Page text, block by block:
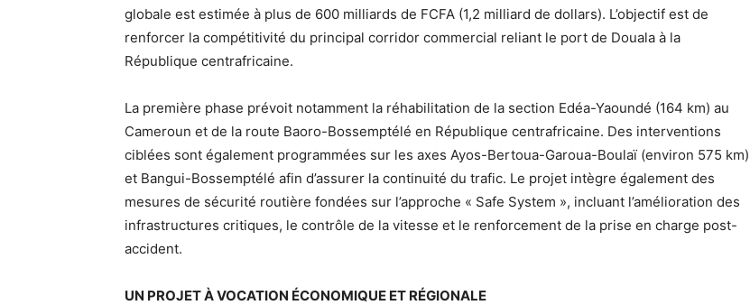
globale est estimée à plus de 600 milliards de FCFA (1,2 milliard de dollars). L’objectif est de
renforcer la compétitivité du principal corridor commercial reliant le port de Douala à la
République centrafricaine.
La première phase prévoit notamment la réhabilitation de la section Edéa-Yaoundé (164 km) au
Cameroun et de la route Baoro-Bossemptélé en République centrafricaine. Des interventions
ciblées sont également programmées sur les axes Ayos-Bertoua-Garoua-Boulaï (environ 575 km)
et Bangui-Bossemptélé afin d’assurer la continuité du trafic. Le projet intègre également des
mesures de sécurité routière fondées sur l’approche « Safe System », incluant l’amélioration des
infrastructures critiques, le contrôle de la vitesse et le renforcement de la prise en charge post-
accident.
UN PROJET À VOCATION ÉCONOMIQUE ET RÉGIONALE